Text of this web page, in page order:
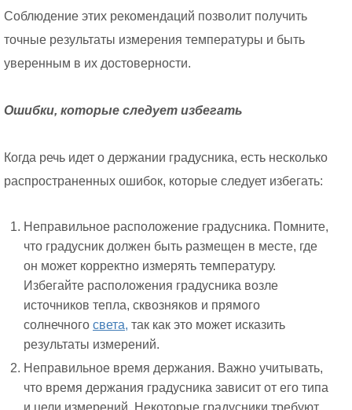
Соблюдение этих рекомендаций позволит получить
точные результаты измерения температуры и быть
уверенным в их достоверности.
Ошибки, которые следует избегать
Когда речь идет о держании градусника, есть несколько
распространенных ошибок, которые следует избегать:
Неправильное расположение градусника. Помните,
что градусник должен быть размещен в месте, где
он может корректно измерять температуру.
Избегайте расположения градусника возле
источников тепла, сквозняков и прямого
солнечного света, так как это может исказить
результаты измерений.
Неправильное время держания. Важно учитывать,
что время держания градусника зависит от его типа